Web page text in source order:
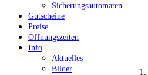
Sicherungsautomaten
Gutscheine
Preise
Öffnungszeiten
Info
Aktuelles
Bilder